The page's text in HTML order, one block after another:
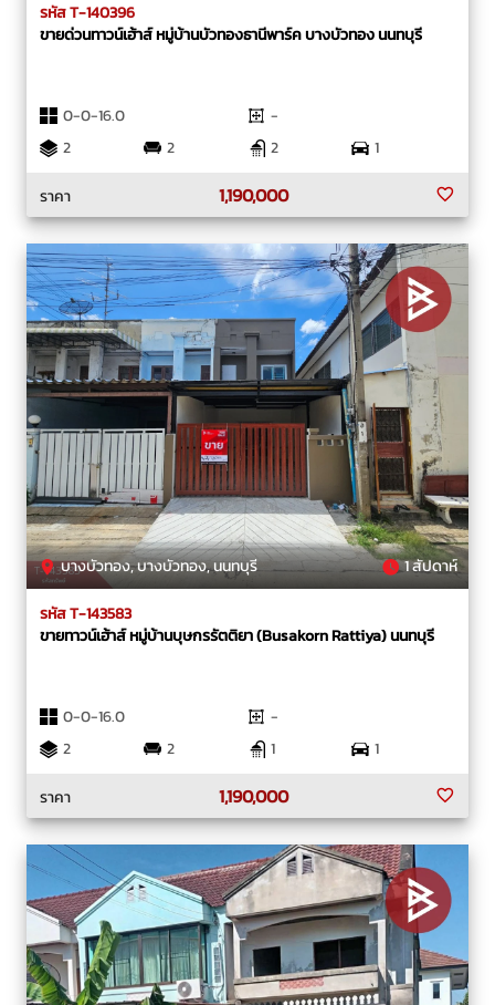
รหัส T-140396
ขายด่วนทาวน์เฮ้าส์ หมู่บ้านบัวทองธานีพาร์ค บางบัวทอง นนทบุรี
0-0-16.0
-
2
2 2
1
ราคา
1,190,000
บางบัวทอง, บางบัวทอง, นนทบุรี 1 สัปดาห์
รหัส T-143583
ขายทาวน์เฮ้าส์ หมู่บ้านบุษกรรัตติยา (Busakorn Rattiya) นนทบุรี
0-0-16.0
-
2
2 1
1
ราคา
1,190,000